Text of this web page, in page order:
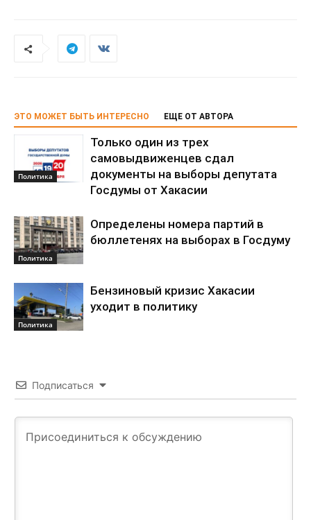
ЭТО МОЖЕТ БЫТЬ ИНТЕРЕСНО ЕЩЕ ОТ АВТОРА
Политика
Только один из трех
самовыдвиженцев сдал
документы на выборы депутата
Госдумы от Хакасии
Политика
Определены номера партий в
бюллетенях на выборах в Госдуму
Политика
Бензиновый кризис Хакасии
уходит в политику
Подписаться